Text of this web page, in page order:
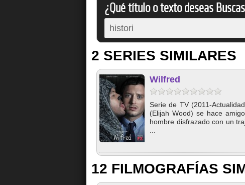
¿Qué título o texto deseas
2 SERIES SIMILARES
Wilfred
Serie de TV (2011-
(Elijah Wood) se hace
hombre disfrazado con un
12 FILMOGRAFÍAS